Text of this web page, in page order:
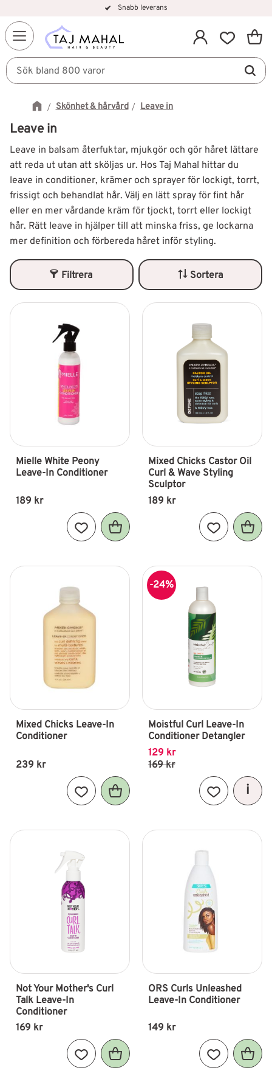
Meny
Snabb leverans
Leave in
Skönhet & hårvård Leave in
Leave in balsam återfuktar, mjukgör och gör håret lättare
att reda ut utan att sköljas ur. Hos Taj Mahal hittar du
leave in conditioner, krämer och sprayer för lockigt, torrt,
frissigt och behandlat hår. Välj en lätt spray för fint hår
eller en mer vårdande kräm för tjockt, torrt eller lockigt
hår. Rätt leave in hjälper till att minska friss, ge lockarna
mer definition och förbereda håret inför styling.
Filtrera Sortera
Mielle White Peony
Leave-In Conditioner
189 kr
Lägg till i favoriter
Mixed Chicks Castor Oil
Curl & Wave Styling
Sculptor
189 kr
Lägg till i
Mixed Chicks Leave-In
Conditioner
239 kr
Lägg till i favoriter
Moistful Curl Leave-In
Conditioner Detangler
129 kr
169kr
24%
Lägg till i
Not Your Mother's Curl
Talk Leave-In
Conditioner
169 kr
Lägg till i favoriter
ORS Curls Unleashed
Leave-In Conditioner
149 kr
Lägg till i